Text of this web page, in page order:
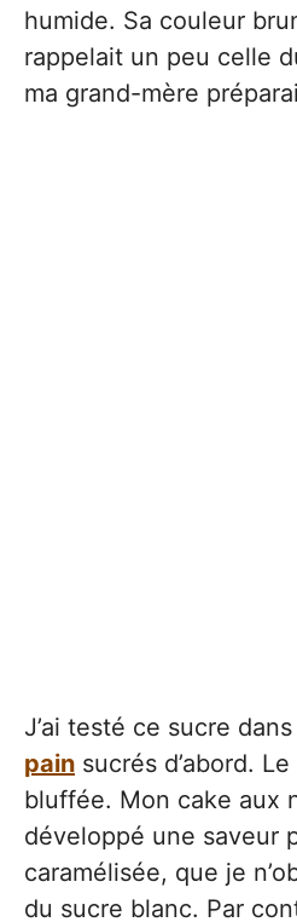
humide. Sa couleur
rappelait un peu celle
ma grand-mère
J’ai testé ce sucre
pain sucrés d’abord. Le
bluffée. Mon cake aux
développé une saveur
caramélisée, que je
du sucre blanc. Par